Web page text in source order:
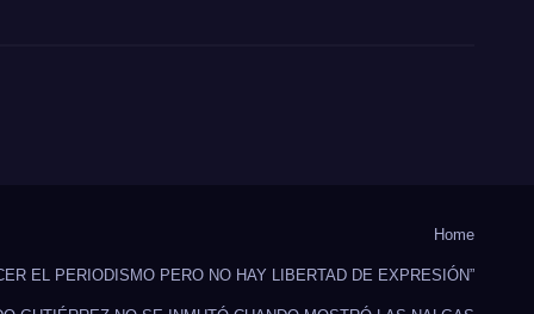
Home
EL PERIODISMO PERO NO HAY LIBERTAD DE EXPRESIÓN”